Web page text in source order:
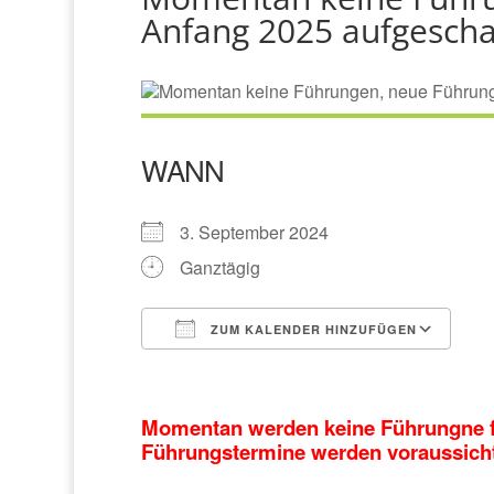
Anfang 2025
WANN
3. September 2024
Ganztägig
ZUM KALENDER HINZUFÜGEN
Momentan werden keine
Führungstermine werden